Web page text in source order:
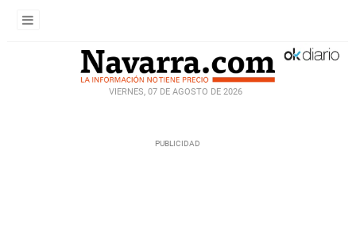
VIERNES, 07 DE AGOSTO DE 2026